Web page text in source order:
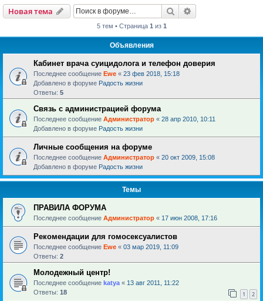
Новая тема Поиск
5 тем • Страница 1 из 1
Объявления
Кабинет врача суицидолога и телефон доверия
Последнее сообщение Ewe « 23 фев 2018, 15:18
Добавлено в форуме Радость жизни
Ответы: 5
Связь с администрацией форума
Последнее сообщение Администратор « 28 апр 2010, 10:11
Добавлено в форуме Радость жизни
Личные сообщения на форуме
Последнее сообщение Администратор « 20 окт 2009, 15:08
Добавлено в форуме Радость жизни
Темы
ПРАВИЛА ФОРУМА
Последнее сообщение Администратор « 17 июн 2008, 17:16
Рекомендации для гомосексуалистов
Последнее сообщение Ewe « 03 мар 2019, 11:09
Ответы: 2
Молодежный центр!
Последнее сообщение katya « 13 авг 2011, 11:22
Ответы: 18 1 2